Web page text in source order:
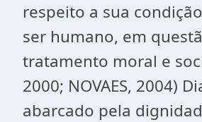
respeito a sua
ser humano, em
tratamento moral e
2000; NOVAES, 2004)
abarcado pela